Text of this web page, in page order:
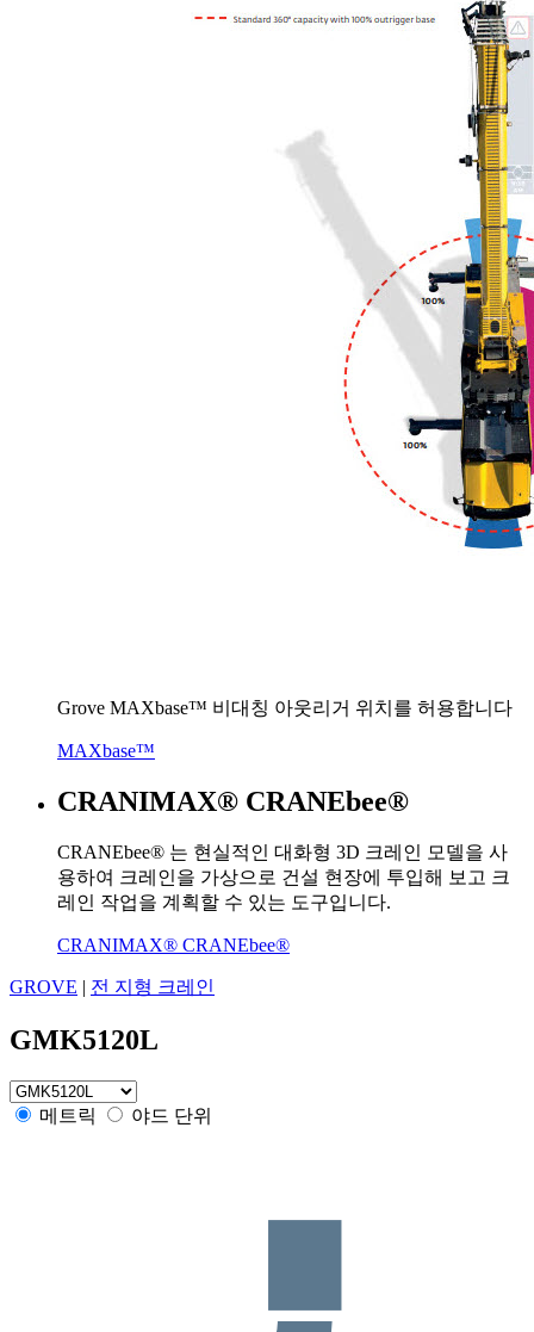
Grove MAXbase™ 비대칭 아웃리거 위치를 허용합니다
MAXbase™
CRANIMAX® CRANEbee®
CRANEbee® 는 현실적인 대화형 3D 크레인 모델을 사
용하여 크레인을 가상으로 건설 현장에 투입해 보고 크
레인 작업을 계획할 수 있는 도구입니다.
CRANIMAX® CRANEbee®
GROVE 전 지형 크레인
GMK5120L
메트릭 야드 단위